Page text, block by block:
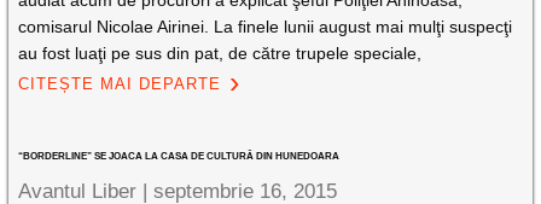
comisarul Nicolae Airinei. La finele lunii august mai mulţi suspecţi
au fost luaţi pe sus din pat, de către trupele speciale,
CITEȘTE MAI DEPARTE
“BORDERLINE” SE JOACA LA CASA DE CULTURĂ DIN HUNEDOARA
Avantul Liber |septembrie 16, 2015